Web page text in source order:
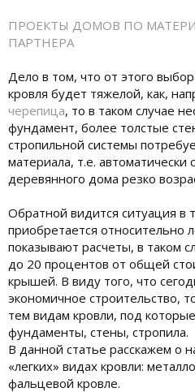
ПРОЕКТЫ ДОМОВ ПО
ПАРТНЕРА
Дело в том, что от этого
кровля будет тяжелой, как,
черепица, то в таком случае
фундамент, более толстые
стропильной системы
материала, т.е. автоматически
деревянного дома резко
Обратной видится ситуация в
приобретается относительно
показывают расчеты, в таком
до 20 процентов от общей
крышей. В виду того, что
экономичное строительство,
тем видам кровли, под
фундаменты, стены, стропила.
В данной статье расскажем о
«легких» видах кровли:
фальцевой кровле.